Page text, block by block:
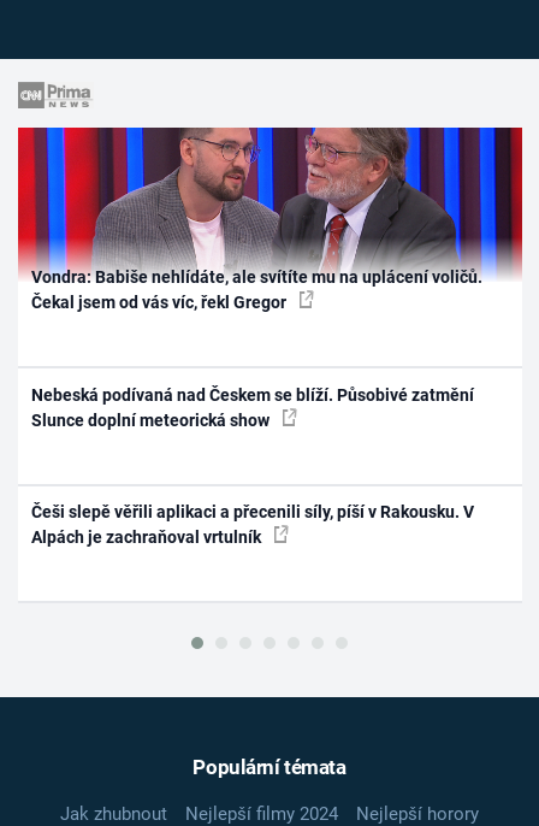
Vondra: Babiše nehlídáte, ale svítíte mu na uplácení voličů.
Čekal jsem od vás víc, řekl Gregor
Nebeská podívaná nad Českem se blíží. Působivé zatmění
Slunce doplní meteorická show
Češi slepě věřili aplikaci a přecenili síly, píší v Rakousku. V
Alpách je zachraňoval vrtulník
Populární témata
Jak zhubnout Nejlepší filmy 2024
Nejlepší horory